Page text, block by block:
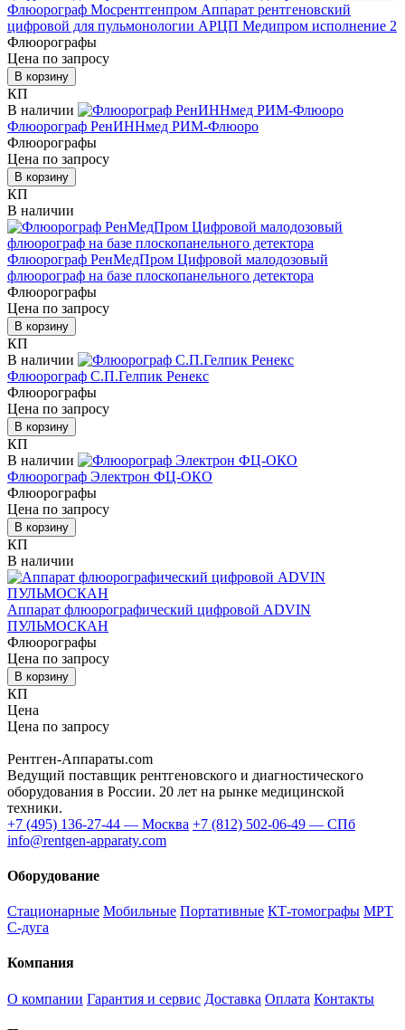
Флюорограф Мосрентгенпром Аппарат рентгеновский
цифровой для пульмонологии АРЦП Медипром исполнение 2
Флюорографы
Цена по запросу
В корзину
КП
В наличии
Флюорограф РенИННмед РИМ-Флюоро
Флюорографы
Цена по запросу
В корзину
КП
В наличии
Флюорограф РенМедПром Цифровой малодозовый
флюорограф на базе плоскопанельного детектора
Флюорографы
Цена по запросу
В корзину
КП
В наличии
Флюорограф С.П.Гелпик Ренекс
Флюорографы
Цена по запросу
В корзину
КП
В наличии
Флюорограф Электрон ФЦ-ОКО
Флюорографы
Цена по запросу
В корзину
КП
В наличии
Аппарат флюорографический цифровой ADVIN
ПУЛЬМОСКАН
Флюорографы
Цена по запросу
В корзину
КП
Цена
Цена по запросу
Рентген-Аппараты.com
Ведущий поставщик рентгеновского и диагностического
оборудования в России. 20 лет на рынке медицинской
техники.
+7 (495) 136-27-44 — Москва +7 (812) 502-06-49 — СПб
info@rentgen-apparaty.com
Оборудование
Стационарные Мобильные Портативные КТ-томографы МРТ
С-дуга
Компания
О компании Гарантия и сервис Доставка Оплата Контакты